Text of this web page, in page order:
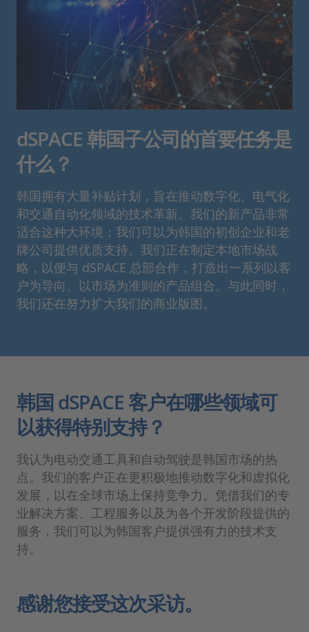
dSPACE 韩国子公司的首要任务是
什么？
韩国拥有大量补贴计划，旨在推动数字化、电气化
和交通自动化领域的技术革新。我们的新产品非常
适合这种大环境；我们可以为韩国的初创企业和老
牌公司提供优质支持。我们正在制定本地市场战
略，以便与 dSPACE 总部合作，打造出一系列以客
户为导向、以市场为准则的产品组合。与此同时，
我们还在努力扩大我们的商业版图。
韩国 dSPACE 客户在哪些领域可
以获得特别支持？
我认为电动交通工具和自动驾驶是韩国市场的热
点。我们的客户正在更积极地推动数字化和虚拟化
发展，以在全球市场上保持竞争力。凭借我们的专
业解决方案、工程服务以及为各个开发阶段提供的
服务，我们可以为韩国客户提供强有力的技术支
持。
感谢您接受这次采访。